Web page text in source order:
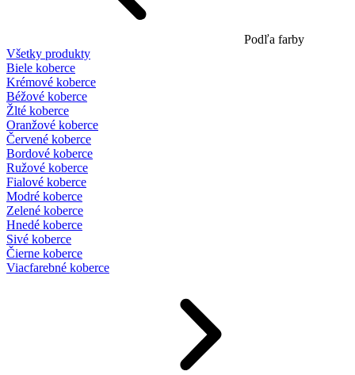
Podľa farby
Všetky produkty
Biele koberce
Krémové koberce
Béžové koberce
Žlté koberce
Oranžové koberce
Červené koberce
Bordové koberce
Ružové koberce
Fialové koberce
Modré koberce
Zelené koberce
Hnedé koberce
Sivé koberce
Čierne koberce
Viacfarebné koberce